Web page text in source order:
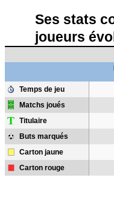
Ses stats
joueurs
Temps de jeu
Matchs joués
T Titulaire
Buts marqués
Carton jaune
Carton rouge